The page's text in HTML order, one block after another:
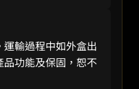
輸過程中如外盒出
功能及保固，恕不